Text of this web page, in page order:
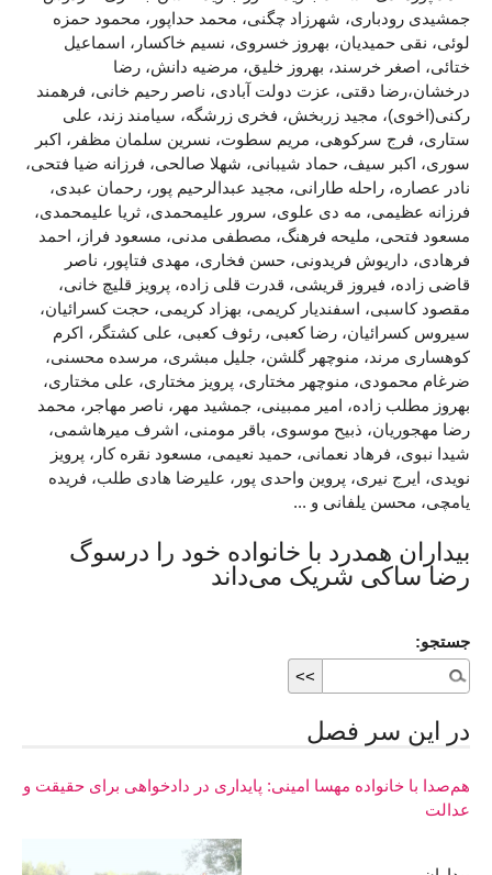
جمشیدی رودباری، شهرزاد چگنی، محمد حداپور، محمود حمزه
لوئی، نقی حمیدیان، بهروز خسروی، نسیم خاکسار، اسماعیل
ختائی، اصغر خرسند، بهروز خلیق، مرضیه دانش، رضا
درخشان،رضا دقتی، عزت دولت آبادی، ناصر رحیم خانی، فرهمند
رکنی(اخوی)، مجید زربخش، فخری زرشگه، سیامند زند، علی
ستاری، فرج سرکوهی، مریم سطوت، نسرین سلمان مظفر، اکبر
سوری، اکبر سیف، حماد شیبانی، شهلا صالحی، فرزانه ضیا فتحی،
نادر عصاره، راحله طارانی، مجید عبدالرحیم پور، رحمان عبدی،
فرزانه عظیمی، مه دی علوی، سرور علیمحمدی، ثریا علیمحمدی،
مسعود فتحی، ملیحه فرهنگ، مصطفی مدنی، مسعود فراز، احمد
فرهادی، داریوش فریدونی، حسن فخاری، مهدی فتاپور، ناصر
قاضی زاده، فیروز قریشی، قدرت قلی زاده، پرویز قلیچ خانی،
مقصود کاسبی، اسفندیار کریمی، بهزاد کریمی، حجت کسرائیان،
سیروس کسرائیان، رضا کعبی، رئوف کعبی، علی کشتگر، اکرم
کوهساری مرند، منوچهر گلشن، جلیل مبشری، مرسده محسنی،
ضرغام محمودی، منوچهر مختاری، پرویز مختاری، علی مختاری،
بهروز مطلب زاده، امیر ممبینی، جمشید مهر، ناصر مهاجر، محمد
رضا مهجوریان، ذبیح موسوی، باقر مومنی، اشرف میرهاشمی،
شیدا نبوی، فرهاد نعمانی، حمید نعیمی، مسعود نقره کار، پرویز
نویدی، ایرج نیری، پروین واحدی پور، علیرضا هادی طلب، فریده
یامچی، محسن یلفانی و ...
بیداران همدرد با خانواده خود را درسوگ
رضا ساکی شریک می‌داند
جستجو:
در اين سر فصل
هم‌صدا با خانواده مهسا امینی: پایداری در دادخواهی برای حقیقت و
عدالت